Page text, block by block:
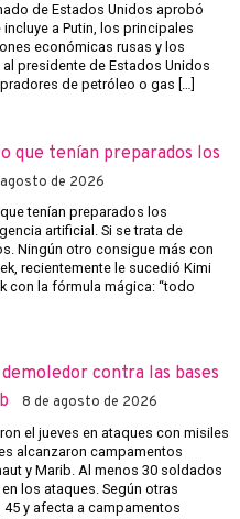
de Estados Unidos aprobó
a Putin, los principales
económicas rusas y los
presidente de Estados Unidos
de petróleo o gas […]
que tenían preparados los
de 2026
tenían preparados los
artificial. Si se trata de
Ningún otro consigue más con
recientemente le sucedió Kimi
con la fórmula mágica: “todo
contra las bases
8 de agosto de 2026
el jueves en ataques con misiles
alcanzaron campamentos
y Marib. Al menos 30 soldados
los ataques. Según otras
y afecta a campamentos